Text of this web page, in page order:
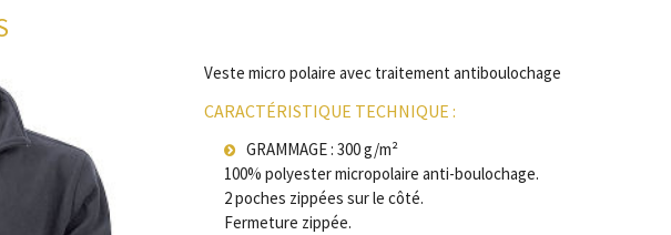
Veste micro polaire avec traitement antiboulochage
CARACTÉRISTIQUE TECHNIQUE :
GRAMMAGE : 300 g/m²
100% polyester micropolaire anti-boulochage.
2 poches zippées sur le côté.
Fermeture zippée.